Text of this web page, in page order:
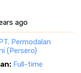
ago
Permodalan
(Persero)
Full-time